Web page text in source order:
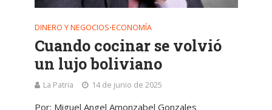
DINERO Y NEGOCIOS•ECONOMÍA
Cuando cocinar se volvió
un lujo boliviano
La Patria 14 de junio de 2025
Por: Miguel Angel Amonzabel Gonzales